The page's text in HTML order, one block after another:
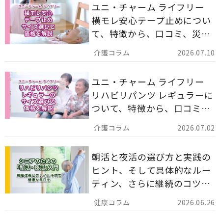
2026.07.10
ユニ・チャーム ライフリー
横モレ安心テープ止めについ
て、特徴から、口コミ、災害
備蓄としての活用法まで分か
りやすく解説します。
2026.07.02
ユニ・チャーム ライフリー
リハビリパンツ レギュラーに
ついて、特徴から、口コミ、
災害備蓄としての活用法まで
分かりやすく解説します。
2026.06.26
朝活と夜活の選び方と実践の
ヒント、そして具体的なルー
ティン、さらに継続のコツま
でを詳しくご紹介します。